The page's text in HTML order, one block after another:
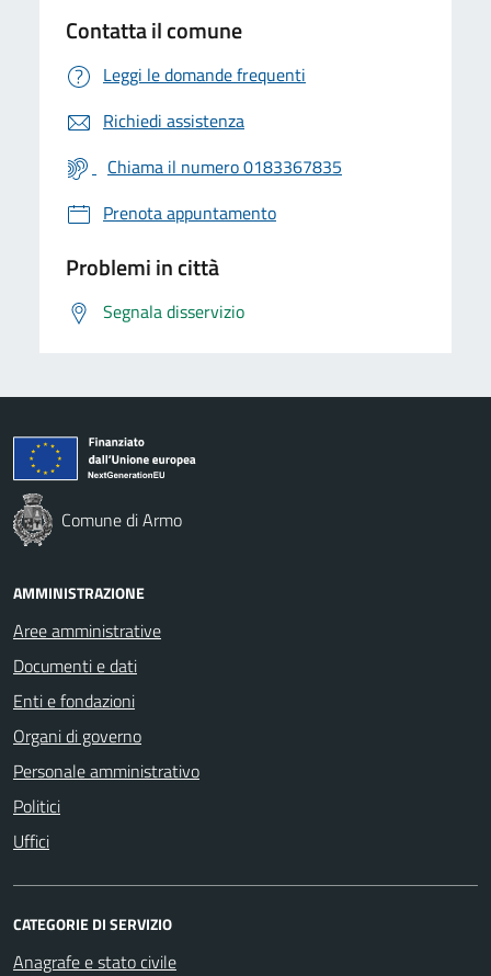
Contatta il comune
Leggi le domande frequenti
Richiedi assistenza
Chiama il numero 0183367835
Prenota appuntamento
Problemi in città
Segnala disservizio
Comune di Armo
AMMINISTRAZIONE
Aree amministrative
Documenti e dati
Enti e fondazioni
Organi di governo
Personale amministrativo
Politici
Uffici
CATEGORIE DI SERVIZIO
Anagrafe e stato civile